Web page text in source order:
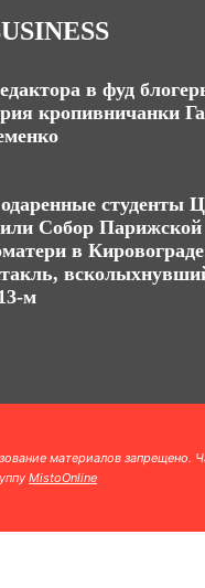
в фуд
кропивничанки
студенты
Собор Парижской
в
м
материалов запрещено.
MistoOnline